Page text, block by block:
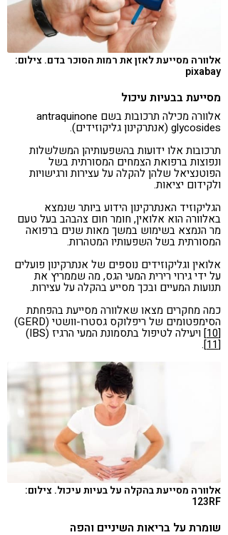
אלוורה מסייעת לאזן את רמות הסוכר בדם. צילום:
pixabay
מסייעת בבעיות עיכול
אלוורה מכילה תרכובות בשם antraquinone
glycosides (אנתרקינון גליקוזידים).
תרכובות אלו ידועות בהשפעותיהן המשלשלות
ונפוצות ברפואת הצמחים המסורתית בשל
הפוטנציאל שלהן להקלה על עצירות ורגישויות
ולקידום יציאות.
הגליקוזיד האנתרקינון הידוע ביותר שנמצא
באלוורה הוא אלואין, חומר חום צהבהב בעל טעם
מר הנמצא בשימוש במשך מאות שנים ברפואה
המסורתית בשל השפעותיו המטהרות.
אלואין וגליקוזידים נוספים של אנתרקינון פועלים
על ידי גירוי רירית המעי הגס, מה שממריץ את
תנועות המעיים ובכך מסייע בהקלה על עצירות.
כמה מחקרים מצאו שאלוורה מסייעת בהפחתת
הסימפטומים של ריפלוקס גסטרו-וושטי (GERD)
[10] ויעילה לטיפול בתסמונת המעי הרגיז (IBS)
[11]
.
אלוורה מסייעת בהקלה על בעיות עיכול. צילום:
123RF
שומרת על בריאות השיניים והפה